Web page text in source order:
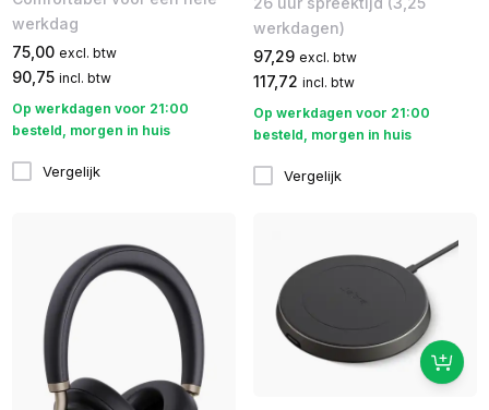
werkdag
75,00 excl. btw
90,75 incl. btw
Op werkdagen voor 21:00
besteld, morgen in huis
Vergelijk
werkdagen)
97,29 excl. btw
117,72 incl. btw
Op werkdagen voor 21:00
besteld, morgen in huis
Vergelijk